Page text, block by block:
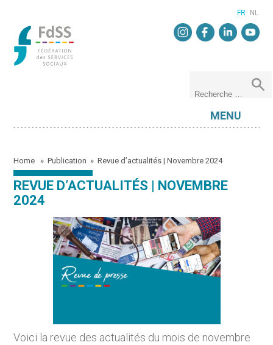
FR NL
MENU
Home »Publication »Revue d’actualités | Novembre 2024
REVUE D’ACTUALITÉS | NOVEMBRE
2024
Voici la revue des actualités du mois de novembre